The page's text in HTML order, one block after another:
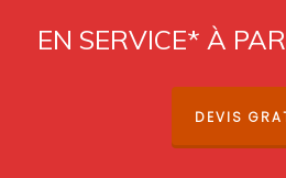
EN SERVICE* À
DEVIS